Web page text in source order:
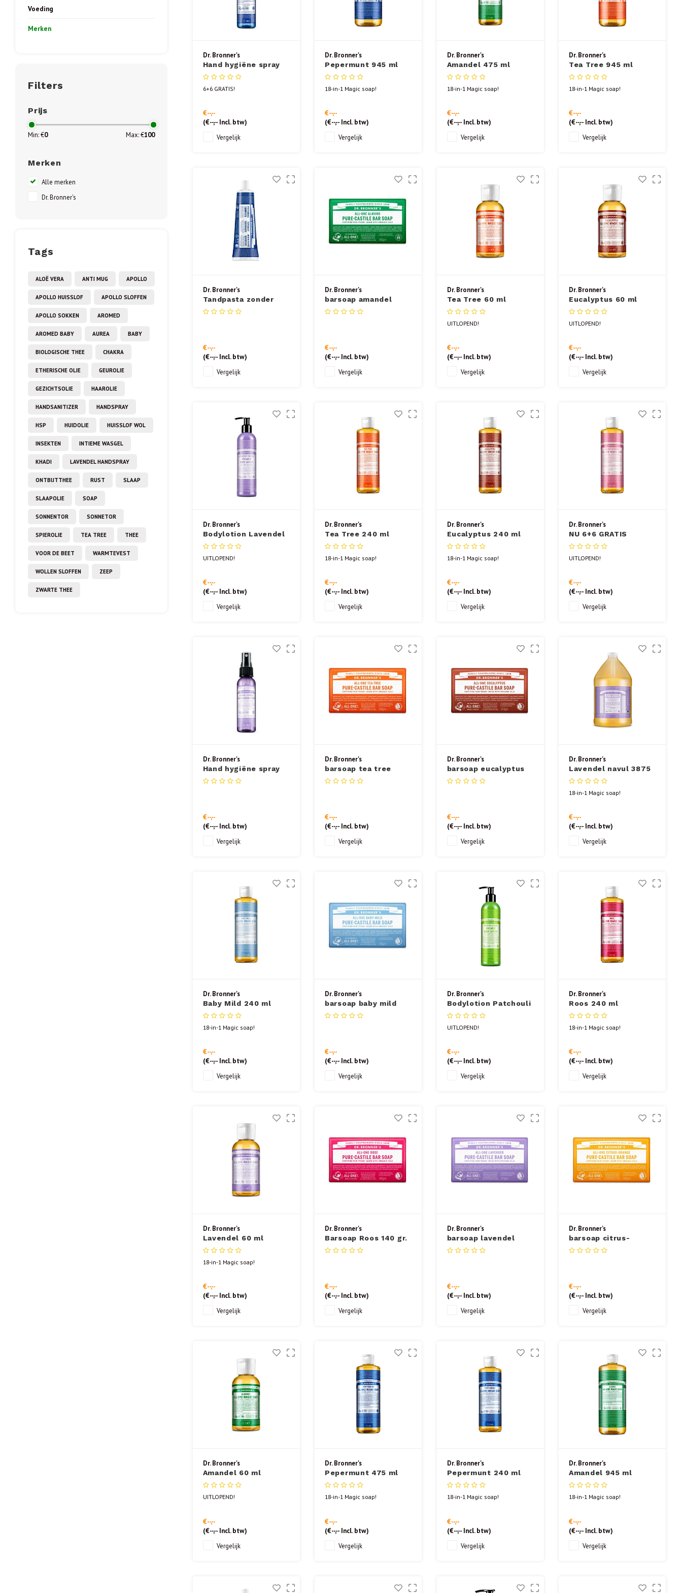
Voeding
Merken
Filters
Prijs
Min: €0 Max: €100
Merken
Alle merken
Dr. Bronner's
Tags
ALOË VERA ANTI MUG APOLLO
APOLLO HUISSLOF APOLLO SLOFFEN
APOLLO SOKKEN AROMED
AROMED BABY AUREA BABY
BIOLOGISCHE THEE CHAKRA
ETHERISCHE OLIE GEUROLIE
GEZICHTSOLIE HAAROLIE
HANDSANITIZER HANDSPRAY
HSP HUIDOLIE HUISSLOF WOL
INSEKTEN INTIEME WASGEL
KHADI LAVENDEL HANDSPRAY
ONTBIJTTHEE RUST SLAAP
SLAAPOLIE SOAP
SONNENTOR SONNETOR
SPIEROLIE TEA TREE THEE
VOOR DE BEET WARMTEVEST
WOLLEN SLOFFEN ZEEP
ZWARTE THEE
Dr. Bronner's
Hand hygiëne spray
pepermunt 60 ml
6+6 GRATIS!
€--,--
(€--,--Incl. btw)
Vergelijk
Dr. Bronner's
Pepermunt 945 ml
18-in-1 Magic soap!
€--,--
(€--,-- Incl. btw)
Vergelijk
Dr. Bronner's
Amandel 475 ml
18-in-1 Magic soap!
€--,--
(€--,--Incl. btw)
Vergelijk
Dr. Bronner's
Tea Tree 945 ml
18-in-1 Magic soap!
€--,--
(€--,-- Incl. btw)
Vergelijk
Dr. Bronner's
Tandpasta zonder
fluoride mint 140 gr.
€--,--
(€--,--Incl. btw)
Vergelijk
Dr. Bronner's
barsoap amandel
140gr
€--,--
(€--,-- Incl. btw)
Vergelijk
Dr. Bronner's
Tea Tree 60 ml
UITLOPEND!
€--,--
(€--,--Incl. btw)
Vergelijk
Dr. Bronner's
Eucalyptus 60 ml
UITLOPEND!
€--,--
(€--,-- Incl. btw)
Vergelijk
Dr. Bronner's
Bodylotion Lavendel
Kokos 240 ml
UITLOPEND!
€--,--
(€--,--Incl. btw)
Vergelijk
Dr. Bronner's
Tea Tree 240 ml
18-in-1 Magic soap!
€--,--
(€--,-- Incl. btw)
Vergelijk
Dr. Bronner's
Eucalyptus 240 ml
18-in-1 Magic soap!
€--,--
(€--,--Incl. btw)
Vergelijk
Dr. Bronner's
NU 6+6 GRATIS
Cherry Blossom 240
ml
UITLOPEND!
€--,--
(€--,-- Incl. btw)
Vergelijk
Dr. Bronner's
Hand hygiëne spray
lavendel 60 ml.
€--,--
(€--,--Incl. btw)
Vergelijk
Dr. Bronner's
barsoap tea tree
140gr
€--,--
(€--,-- Incl. btw)
Vergelijk
Dr. Bronner's
barsoap eucalyptus
140gr
€--,--
(€--,--Incl. btw)
Vergelijk
Dr. Bronner's
Lavendel navul 3875
ml
18-in-1 Magic soap!
€--,--
(€--,-- Incl. btw)
Vergelijk
Dr. Bronner's
Baby Mild 240 ml
18-in-1 Magic soap!
€--,--
(€--,--Incl. btw)
Vergelijk
Dr. Bronner's
barsoap baby mild
140gr
€--,--
(€--,-- Incl. btw)
Vergelijk
Dr. Bronner's
Bodylotion Patchouli
Limoen 240 ml
UITLOPEND!
€--,--
(€--,--Incl. btw)
Vergelijk
Dr. Bronner's
Roos 240 ml
18-in-1 Magic soap!
€--,--
(€--,-- Incl. btw)
Vergelijk
Dr. Bronner's
Lavendel 60 ml
18-in-1 Magic soap!
€--,--
(€--,--Incl. btw)
Vergelijk
Dr. Bronner's
Barsoap Roos 140 gr.
€--,--
(€--,-- Incl. btw)
Vergelijk
Dr. Bronner's
barsoap lavendel
140gr
€--,--
(€--,--Incl. btw)
Vergelijk
Dr. Bronner's
barsoap citrus-
orange 140gr
€--,--
(€--,-- Incl. btw)
Vergelijk
Dr. Bronner's
Amandel 60 ml
UITLOPEND!
€--,--
(€--,--Incl. btw)
Vergelijk
Dr. Bronner's
Pepermunt 475 ml
18-in-1 Magic soap!
€--,--
(€--,-- Incl. btw)
Vergelijk
Dr. Bronner's
Pepermunt 240 ml
18-in-1 Magic soap!
€--,--
(€--,--Incl. btw)
Vergelijk
Dr. Bronner's
Amandel 945 ml
18-in-1 Magic soap!
€--,--
(€--,-- Incl. btw)
Vergelijk